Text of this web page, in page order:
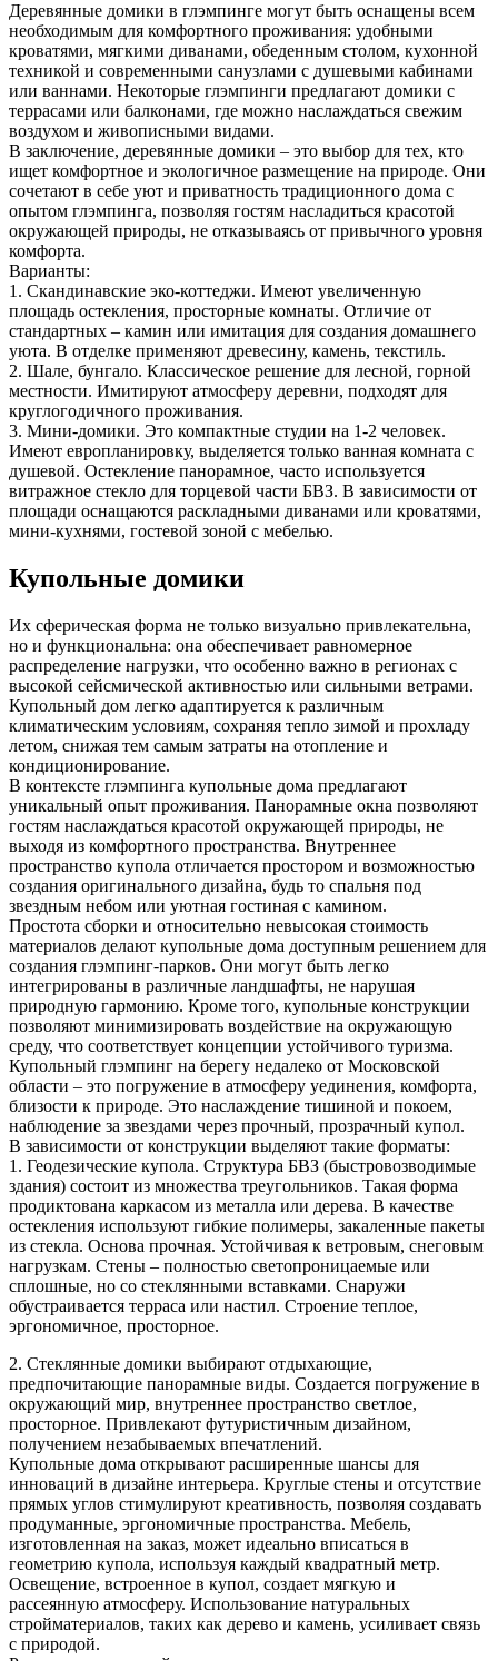
Деревянные домики в глэмпинге могут быть оснащены всем
необходимым для комфортного проживания: удобными
кроватями, мягкими диванами, обеденным столом, кухонной
техникой и современными санузлами с душевыми кабинами
или ваннами. Некоторые глэмпинги предлагают домики с
террасами или балконами, где можно наслаждаться свежим
воздухом и живописными видами.
В заключение, деревянные домики – это выбор для тех, кто
ищет комфортное и экологичное размещение на природе. Они
сочетают в себе уют и приватность традиционного дома с
опытом глэмпинга, позволяя гостям насладиться красотой
окружающей природы, не отказываясь от привычного уровня
комфорта.
Варианты:
1. Скандинавские эко-коттеджи. Имеют увеличенную
площадь остекления, просторные комнаты. Отличие от
стандартных – камин или имитация для создания домашнего
уюта. В отделке применяют древесину, камень, текстиль.
2. Шале, бунгало. Классическое решение для лесной, горной
местности. Имитируют атмосферу деревни, подходят для
круглогодичного проживания.
3. Мини-домики. Это компактные студии на 1-2 человек.
Имеют европланировку, выделяется только ванная комната с
душевой. Остекление панорамное, часто используется
витражное стекло для торцевой части БВЗ. В зависимости от
площади оснащаются раскладными диванами или кроватями,
мини-кухнями, гостевой зоной с мебелью.
Купольные домики
Их сферическая форма не только визуально привлекательна,
но и функциональна: она обеспечивает равномерное
распределение нагрузки, что особенно важно в регионах с
высокой сейсмической активностью или сильными ветрами.
Купольный дом легко адаптируется к различным
климатическим условиям, сохраняя тепло зимой и прохладу
летом, снижая тем самым затраты на отопление и
кондиционирование.
В контексте глэмпинга купольные дома предлагают
уникальный опыт проживания. Панорамные окна позволяют
гостям наслаждаться красотой окружающей природы, не
выходя из комфортного пространства. Внутреннее
пространство купола отличается простором и возможностью
создания оригинального дизайна, будь то спальня под
звездным небом или уютная гостиная с камином.
Простота сборки и относительно невысокая стоимость
материалов делают купольные дома доступным решением для
создания глэмпинг-парков. Они могут быть легко
интегрированы в различные ландшафты, не нарушая
природную гармонию. Кроме того, купольные конструкции
позволяют минимизировать воздействие на окружающую
среду, что соответствует концепции устойчивого туризма.
Купольный глэмпинг на берегу недалеко от Московской
области – это погружение в атмосферу уединения, комфорта,
близости к природе. Это наслаждение тишиной и покоем,
наблюдение за звездами через прочный, прозрачный купол.
В зависимости от конструкции выделяют такие форматы:
1. Геодезические купола. Структура БВЗ (быстровозводимые
здания) состоит из множества треугольников. Такая форма
продиктована каркасом из металла или дерева. В качестве
остекления используют гибкие полимеры, закаленные пакеты
из стекла. Основа прочная. Устойчивая к ветровым, снеговым
нагрузкам. Стены – полностью светопроницаемые или
сплошные, но со стеклянными вставками. Снаружи
обустраивается терраса или настил. Строение теплое,
эргономичное, просторное.
2. Стеклянные домики выбирают отдыхающие,
предпочитающие панорамные виды. Создается погружение в
окружающий мир, внутреннее пространство светлое,
просторное. Привлекают футуристичным дизайном,
получением незабываемых впечатлений.
Купольные дома открывают расширенные шансы для
инноваций в дизайне интерьера. Круглые стены и отсутствие
прямых углов стимулируют креативность, позволяя создавать
продуманные, эргономичные пространства. Мебель,
изготовленная на заказ, может идеально вписаться в
геометрию купола, используя каждый квадратный метр.
Освещение, встроенное в купол, создает мягкую и
рассеянную атмосферу. Использование натуральных
стройматериалов, таких как дерево и камень, усиливает связь
с природой.